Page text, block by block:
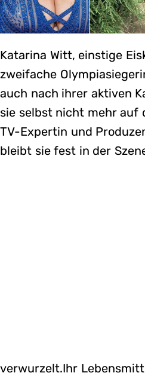
Katarina Witt, einstige
zweifache
auch nach ihrer aktiven
sie selbst nicht mehr auf
TV-Expertin und
bleibt sie fest in der
verwurzelt.Ihr